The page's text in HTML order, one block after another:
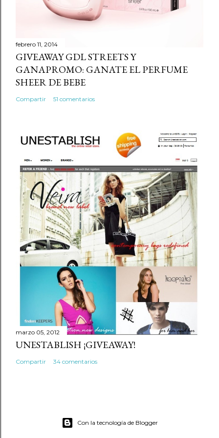
r
i
o
febrero 11, 2014
GIVEAWAY GDL STREETS Y
GANAPROMO: GANATE EL PERFUME
SHEER DE BEBE
Compartir 51 comentarios
marzo 05, 2012
UNESTABLISH ¡GIVEAWAY!
Compartir 34 comentarios
Con la tecnología de Blogger